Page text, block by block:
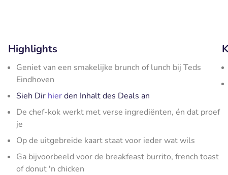
Highlights
Geniet van een smakelijke brunch of lunch bij Teds
Eindhoven
Sieh Dir hierden Inhalt des Deals an
De chef-kok werkt met verse ingrediënten, én dat proef
je
Op de uitgebreide kaart staat voor ieder wat wils
Ga bijvoorbeeld voor de breakfeast burrito, french toast
of donut 'n chicken